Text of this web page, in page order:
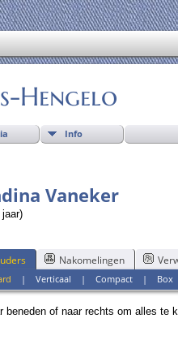
Hengelo
Info
Vaneker
Nakomelingen
|Verticaal |Compact | Box
beneden of naar rechts om alles te